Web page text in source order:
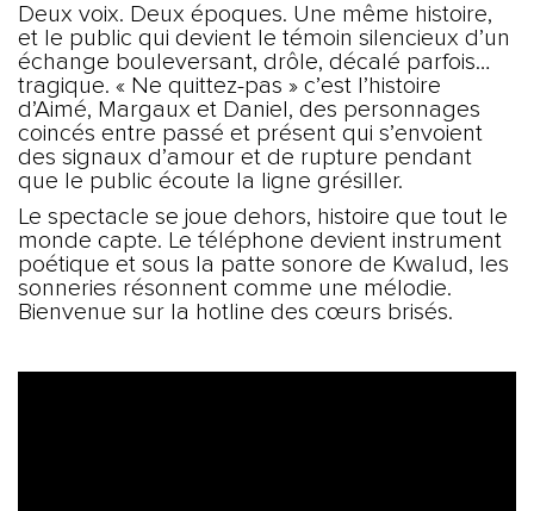
Deux voix. Deux époques. Une même histoire,
et le public qui devient le témoin silencieux d’un
échange bouleversant, drôle, décalé parfois…
tragique. « Ne quittez-pas » c’est l’histoire
d’Aimé, Margaux et Daniel, des personnages
coincés entre passé et présent qui s’envoient
des signaux d’amour et de rupture pendant
que le public écoute la ligne grésiller.
Le spectacle se joue dehors, histoire que tout le
monde capte. Le téléphone devient instrument
poétique et sous la patte sonore de Kwalud, les
sonneries résonnent comme une mélodie.
Bienvenue sur la hotline des cœurs brisés.